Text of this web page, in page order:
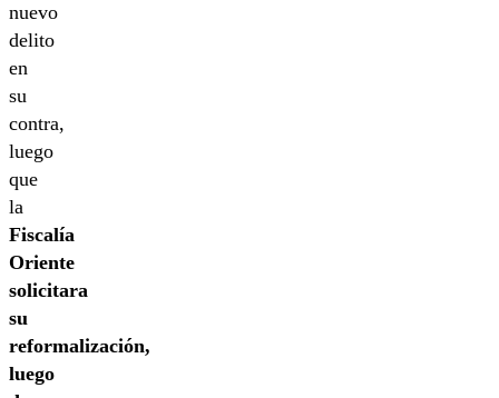
nuevo
delito
en
su
contra,
luego
que
la
Fiscalía
Oriente
solicitara
su
reformalización,
luego